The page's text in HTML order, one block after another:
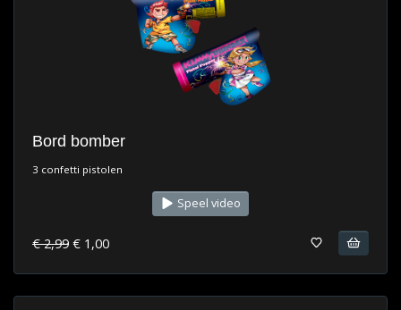
Bord bomber
3 confetti pistolen
Speel video
€ 2,99 € 1,00